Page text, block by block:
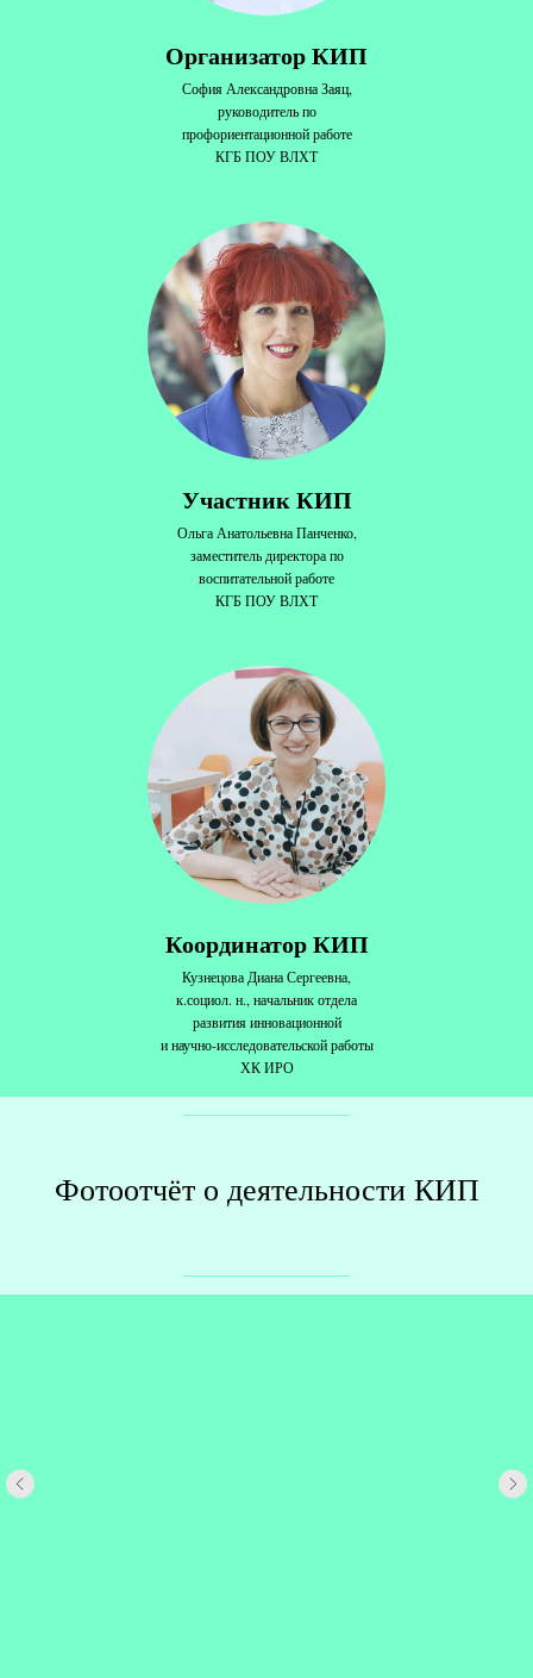
Организатор КИП
София Александровна Заяц,
руководитель по
профориентационной работе
КГБ ПОУ ВЛХТ
Участник КИП
Ольга Анатольевна Панченко,
заместитель директора по
воспитательной работе
КГБ ПОУ ВЛХТ
Координатор КИП
Кузнецова Диана Сергеевна,
к.социол. н., начальник отдела
развития инновационной
и научно-исследовательской работы
ХК ИРО
Фотоотчёт о деятельности КИП